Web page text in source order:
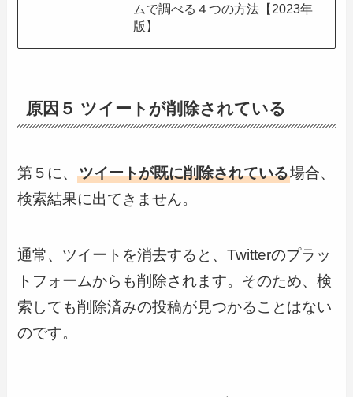
ムで調べる４つの方法【2023年
版】
原因５ ツイートが削除されている
第５に、ツイートが既に削除されている場合、
検索結果に出てきません。
通常、ツイートを消去すると、Twitterのプラッ
トフォームからも削除されます。そのため、検
索しても削除済みの投稿が見つかることはない
のです。